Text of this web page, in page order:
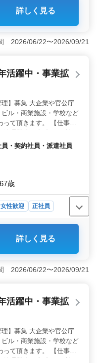
する企業での電気工
年の方々も活躍し、事
社員、派遣社員な
ます。ご自身の働き
ます。 ＜経験や資
て、年収400～660万
格者は優遇されま
詳しく見る
2026/06/22〜2026/09/21
活躍中・事業拡
理】募集 大企業や官公庁
ル・商業施設・学校など
て頂きます。 【仕事内
程、品質、安全管理 ・
さい! 50代、60代の方も
者優遇】 ・1級電気工
級電気工事施工管理技士
・契約社員・派遣社員
歳
女性歓迎
正社員
市での電気工事施工
の発展に貢献しなが
環境です。 ＜多彩
約社員、派遣社員の
せて柔軟な働き方を
報酬＞ 年収は400～
て評価されるため、や
詳しく見る
2026/06/22〜2026/09/21
活躍中・事業拡
理】募集 大企業や官公庁
ル・商業施設・学校など
て頂きます。 【仕事内